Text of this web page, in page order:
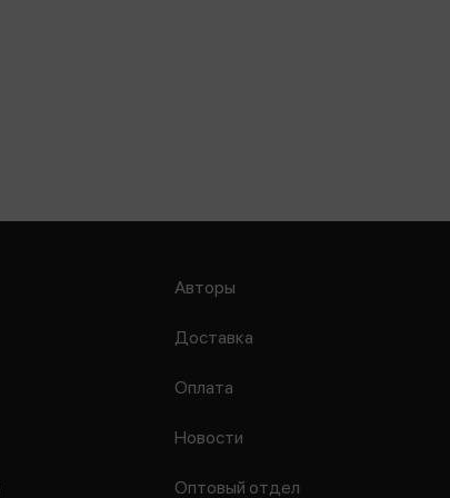
Авторы
Доставка
Оплата
Новости
Оптовый отдел